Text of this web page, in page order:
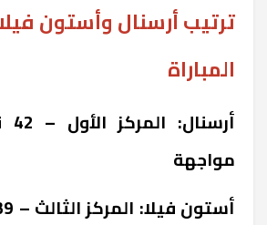
ترتيب أرسنال وأستون
المباراة
مواجهة